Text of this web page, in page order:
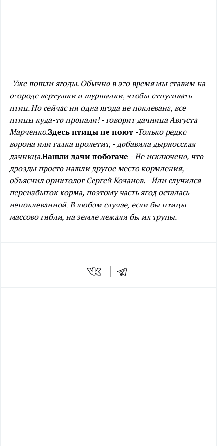
-Уже пошли ягоды. Обычно в это время мы ставим на
огороде вертушки и шуршалки, чтобы отпугивать
птиц. Но сейчас ни одна ягода не поклевана, все
птицы куда-то пропали! - говорит дачница Августа
Марченко.Здесь птицы не поют -Только редко
ворона или галка пролетит, - добавила дырносская
дачница.Нашли дачи побогаче - Не исключено, что
дрозды просто нашли другое место кормления, -
объяснил орнитолог Сергей Кочанов. - Или случился
переизбыток корма, поэтому часть ягод осталась
непоклеванной. В любом случае, если бы птицы
массово гибли, на земле лежали бы их трупы.